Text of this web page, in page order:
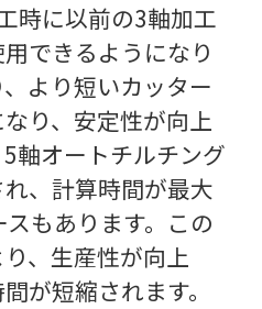
時に以前の3軸加工
できるようになり
より短いカッター
り、安定性が向上
軸オートチルチング
、計算時間が最大
もあります。この
、生産性が向上
が短縮されます。